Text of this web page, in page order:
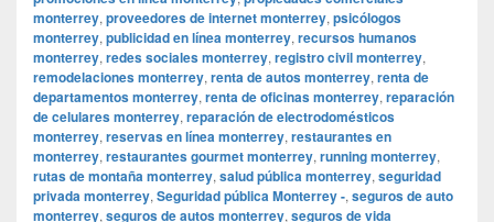
monterrey, proveedores de internet monterrey, psicólogos
monterrey, publicidad en línea monterrey, recursos humanos
monterrey, redes sociales monterrey, registro civil monterrey,
remodelaciones monterrey, renta de autos monterrey, renta de
departamentos monterrey, renta de oficinas monterrey, reparación
de celulares monterrey, reparación de electrodomésticos
monterrey, reservas en línea monterrey, restaurantes en
monterrey, restaurantes gourmet monterrey, running monterrey,
rutas de montaña monterrey, salud pública monterrey, seguridad
privada monterrey, Seguridad pública Monterrey -, seguros de auto
monterrey, seguros de autos monterrey, seguros de vida